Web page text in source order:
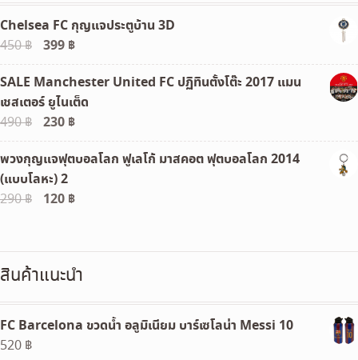
Chelsea FC กุญแจประตูบ้าน 3D
450฿
Original
price
was:
450 ฿.
399 ฿Current
price
is:
399 ฿.
SALE Manchester United FC ปฏิทินตั้งโต๊ะ 2017 แมน
เชสเตอร์ ยูไนเต็ด
490฿
Original
price
was:
490 ฿.
230 ฿Current
price
is:
พวงกุญแจฟุตบอลโลก ฟูเลโก้ มาสคอต ฟุตบอลโลก 2014
(แบบโลหะ) 2
290฿
Original
120 ฿Current
สินค้าแนะนำ
FC Barcelona ขวดน้ำ อลูมิเนียม บาร์เซโลน่า Messi 10
520 ฿